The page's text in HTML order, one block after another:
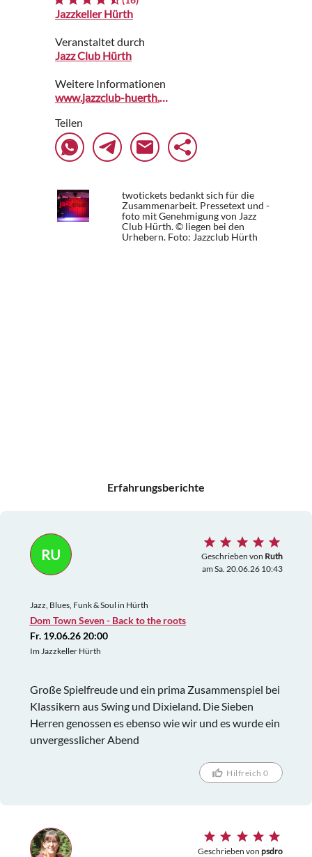
Jazzkeller Hürth
Veranstaltet durch
Jazz Club Hürth
Weitere Informationen
www.jazzclub-huerth.de
Teilen
twotickets bedankt sich für die
Zusammenarbeit. Pressetext und -
foto mit Genehmigung von Jazz
Club Hürth. © liegen bei den
Urhebern. Foto: Jazzclub Hürth
Erfahrungsberichte
RU Geschrieben von Ruth
am Sa. 20.06.26 10:43
Jazz, Blues, Funk & Soul in Hürth
Dom Town Seven - Back to the roots
Fr. 19.06.26 20:00
Im Jazzkeller Hürth
Große Spielfreude und ein prima Zusammenspiel bei
Klassikern aus Swing und Dixieland. Die Sieben
Herren genossen es ebenso wie wir und es wurde ein
unvergesslicher Abend
Hilfreich 0
Geschrieben von psdro